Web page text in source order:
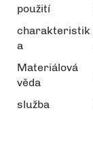
použití
charakteristik
a
Materiálová
věda
služba